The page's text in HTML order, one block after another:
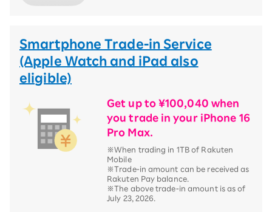
Smartphone Trade-in Service
(Apple Watch and iPad also
eligible)
Get up to ¥100,040 when
you trade in your iPhone 16
Pro Max.
※When trading in 1TB of Rakuten
Mobile
※Trade-in amount can be received as
Rakuten Pay balance.
※The above trade-in amount is as of
July 23, 2026.